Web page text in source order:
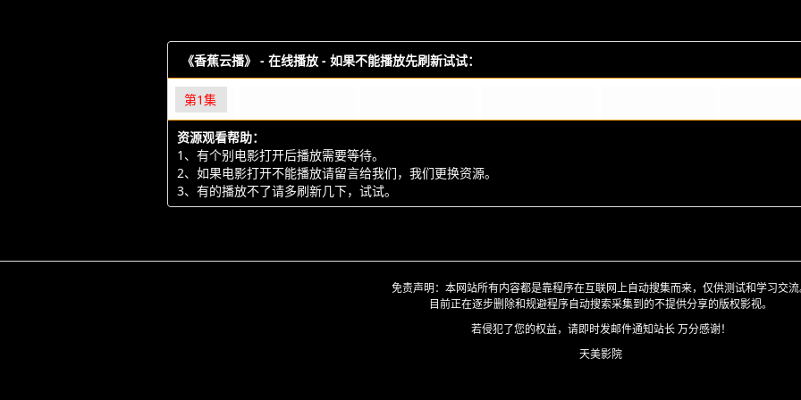
《香蕉云播》 - 在线播放 - 如果不能播放先刷新试试：
第1集
资源观看帮助：
1、有个别电影打开后播放需要等待。
2、如果电影打开不能播放请留言给我们，我们更换资源。
3、有的播放不了请多刷新几下，试试。
免责声明：本网站所有内容都是靠程序在互联网上自动搜集而来，仅供测试和学习交
目前正在逐步删除和规避程序自动搜索采集到的不提供分享的版权影视。
若侵犯了您的权益，请即时发邮件通知站长 万分感谢！
天美影院